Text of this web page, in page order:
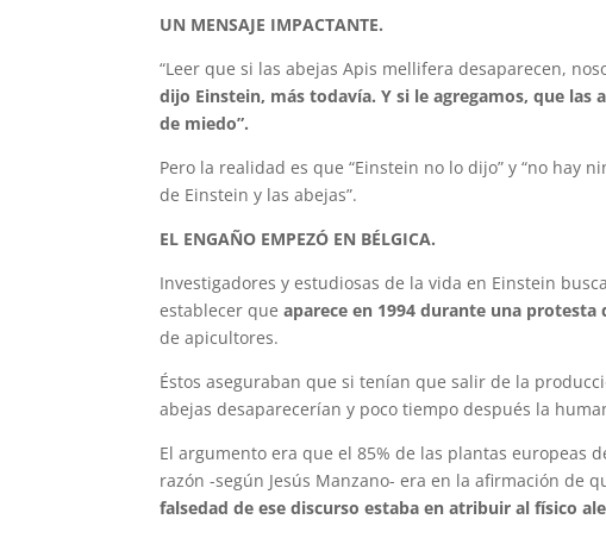
UN MENSAJE IMPACTANTE.
“Leer que si las abejas Apis mellifera desaparecen,
dijo Einstein, más todavía. Y si le agregamos, que
de miedo”.
Pero la realidad es que “Einstein no lo dijo” y “no hay
de Einstein y las abejas”.
EL ENGAÑO EMPEZÓ EN BÉLGICA.
Investigadores y estudiosas de la vida en Einstein
establecer queaparece en 1994 durante una protesta
de apicultores.
Éstos aseguraban que si tenían que salir de la
abejas desaparecerían y poco tiempo después la
El argumento era que el 85% de las plantas europeas
razón -según Jesús Manzano- era en la afirmación de
falsedad de ese discurso estaba en atribuir al físico